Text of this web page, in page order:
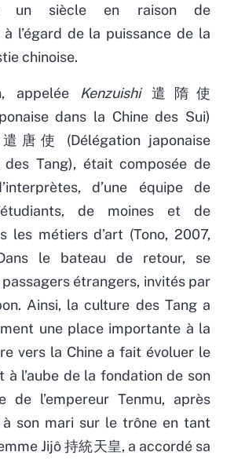
un siècle en raison de
à l’égard de la puissance de la
chinoise.
appelée Kenzuishi遣隋使
dans la Chine des Sui)
唐使 (Délégation japonaise
des Tang), était composée de
d’une équipe de
de moines et de
les métiers d’art (Tono, 2007,
le bateau de retour, se
étrangers, invités par
Ainsi, la culture des Tang a
une place importante à la
vers la Chine a fait évoluer le
à l’aube de la fondation de son
de l’empereur Tenmu, après
à son mari sur le trône en tant
Jijô 持統天皇, a accordé sa